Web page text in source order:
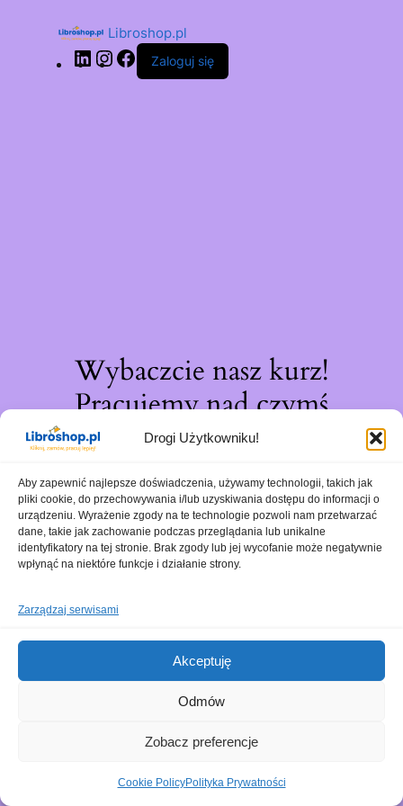
Drogi Użytkowniku!
Aby zapewnić najlepsze doświadczenia, używamy technologii, takich jak
pliki cookie, do przechowywania i/lub uzyskiwania dostępu do informacji o
urządzeniu. Wyrażenie zgody na te technologie pozwoli nam przetwarzać
dane, takie jak zachowanie podczas przeglądania lub unikalne
identyfikatory na tej stronie. Brak zgody lub jej wycofanie może negatywnie
wpłynąć na niektóre funkcje i działanie strony.
Zarządzaj serwisami
Akceptuję
Odmów
Zobacz preferencje
Cookie PolicyPolityka Prywatności
Libroshop.pl
Zaloguj się
Wybaczcie nasz kurz!
Pracujemy nad czymś
niesamowitym – sprawdź
wkrótce!